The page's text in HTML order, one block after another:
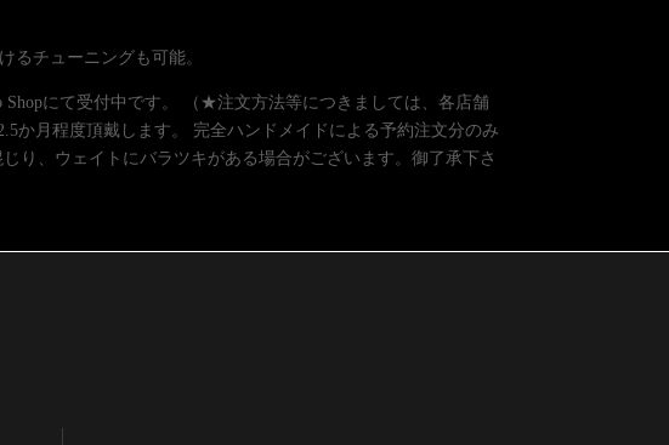
るチューニングも可能。
にて受付中です。 （★注文方法等につきましては、各店舗
か月程度頂戴します。 完全ハンドメイドによる予約注文分のみ
り、ウェイトにバラツキがある場合がございます。御了承下さ